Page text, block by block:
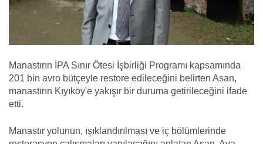
Manastırın İPA Sınır Ötesi İşbirliği Programı kapsamında
201 bin avro bütçeyle restore edileceğini belirten Asan,
manastırın Kıyıköy'e yakışır bir duruma getirileceğini ifade
etti.
Manastır yolunun, ışıklandırılması ve iç bölümlerinde